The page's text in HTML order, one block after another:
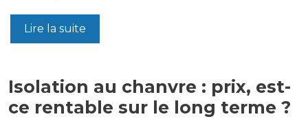
Lire la suite
Isolation au chanvre : prix, est-
ce rentable sur le long terme ?